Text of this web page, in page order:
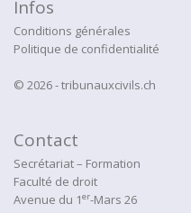
Infos
Conditions générales
Politique de confidentialité
© 2026 - tribunauxcivils.ch
Contact
Secrétariat – Formation
Faculté de droit
Avenue du 1er-Mars 26